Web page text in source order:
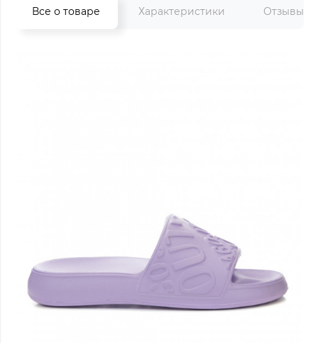
Все о товаре Характеристики Отзывы